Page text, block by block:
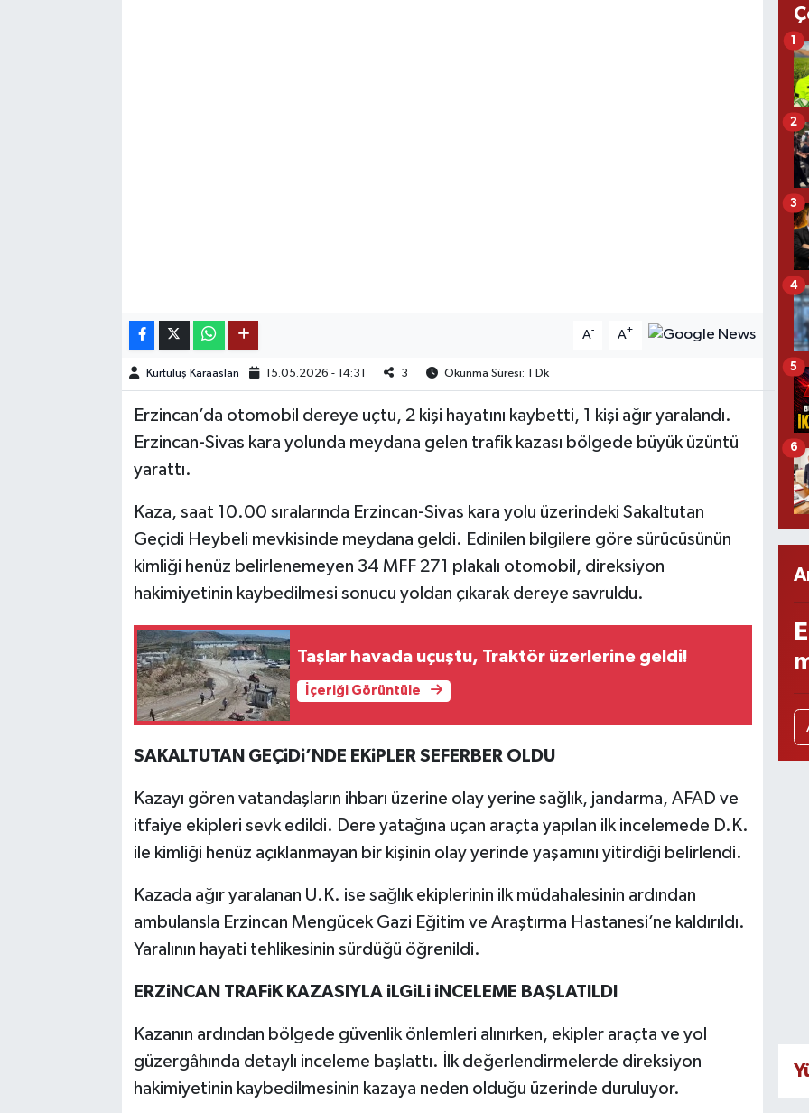
A- A+
Kurtuluş Karaaslan 15.05.2026 - 14:31 3 Okunma Süresi: 1 Dk
Erzincan’da otomobil dereye uçtu, 2 kişi hayatını kaybetti, 1 kişi ağır yaralandı.
Erzincan-Sivas kara yolunda meydana gelen trafik kazası bölgede büyük üzüntü
yarattı.
Kaza, saat 10.00 sıralarında Erzincan-Sivas kara yolu üzerindeki Sakaltutan
Geçidi Heybeli mevkisinde meydana geldi. Edinilen bilgilere göre sürücüsünün
kimliği henüz belirlenemeyen 34 MFF 271 plakalı otomobil, direksiyon
hakimiyetinin kaybedilmesi sonucu yoldan çıkarak dereye savruldu.
Taşlar havada uçuştu, Traktör üzerlerine geldi!
İçeriği Görüntüle
SAKALTUTAN GEÇiDi’NDE EKiPLER SEFERBER OLDU
Kazayı gören vatandaşların ihbarı üzerine olay yerine sağlık, jandarma, AFAD ve
itfaiye ekipleri sevk edildi. Dere yatağına uçan araçta yapılan ilk incelemede D.K.
ile kimliği henüz açıklanmayan bir kişinin olay yerinde yaşamını yitirdiği belirlendi.
Kazada ağır yaralanan U.K. ise sağlık ekiplerinin ilk müdahalesinin ardından
ambulansla Erzincan Mengücek Gazi Eğitim ve Araştırma Hastanesi’ne kaldırıldı.
Yaralının hayati tehlikesinin sürdüğü öğrenildi.
ERZiNCAN TRAFiK KAZASIYLA iLGiLi iNCELEME BAŞLATILDI
Kazanın ardından bölgede güvenlik önlemleri alınırken, ekipler araçta ve yol
güzergâhında detaylı inceleme başlattı. İlk değerlendirmelerde direksiyon
hakimiyetinin kaybedilmesinin kazaya neden olduğu üzerinde duruluyor.
1
2
3
4
5
6
KÜLTÜR SANAT